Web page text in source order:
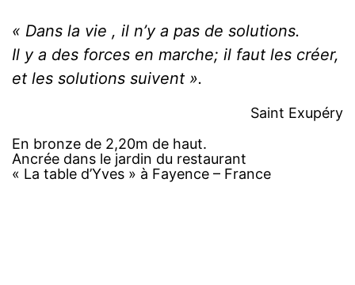
« Dans la vie , il n’y a pas de solutions.
Il y a des forces en marche; il faut les créer,
et les solutions suivent ».
Saint Exupéry
En bronze de 2,20m de haut.
Ancrée dans le jardin du restaurant
« La table d’Yves » à Fayence – France